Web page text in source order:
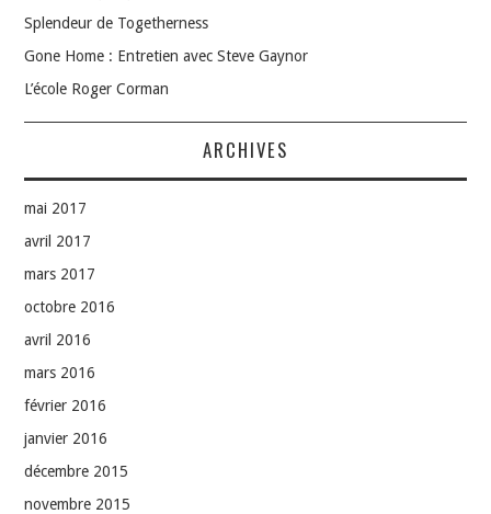
Splendeur de Togetherness
Gone Home : Entretien avec Steve Gaynor
L’école Roger Corman
ARCHIVES
mai 2017
avril 2017
mars 2017
octobre 2016
avril 2016
mars 2016
février 2016
janvier 2016
décembre 2015
novembre 2015